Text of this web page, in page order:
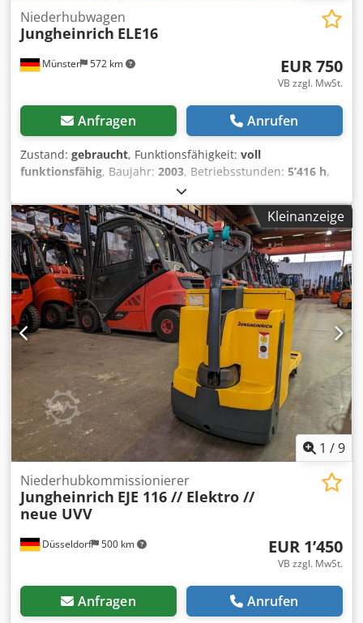
Münster 572 km
Niederhubwagen
Jungheinrich ELE16
EUR 750
VB zzgl. MwSt.
Anfragen Anrufen
Zustand: gebraucht, Funktionsfähigkeit: voll
funktionsfähig, Baujahr: 2003, Betriebsstunden: 5’416 h,
, Hubhöhe:150 mm
elektrisch, Gabellänge:1’150 mm, Antriebsart:Elektro,
Niederhubwagen Lastschwerpunkt: 600 Getriebe:
Elektromechanisch Zustand: Einsatzbereit und voll
funktionsfähig Zustand Technisch: sehr gut Bereifung
vorne Typ: Vulkollan Bereifung hinten Typ: Vulkollan
Batterie Volt: 24V Batterie Ah: 200Ah Dwjdpfx Aezd Ibbefxja
Batterie Hersteller: IBV Batterie Typ: PzS Beschreibung: Wir
bieten neben diesem Gerät weitere Stapler und
Lagertechnikgeräte an. Unsere Geräte sind Werkstatt und
FEM4.004 geprüft. Kontaktieren Sie uns bitte per Mail oder
auch gerne telefonisch. Sie finden uns auch unter hsr-
gabelstapler Selbstverständlich kaufen wir auch Ihren
Gebrauchten an, auch ohne dass Sie ein Fahrzeug bei uns
erwerben. Mietkauf & Finanzierung zu günstigen
Konditionen sind auf Anfrage möglich. Wir beraten Sie
gerne kompetent und ausführlich zu unseren Fahrzeugen.
Kleinanzeige
1 /9
Düsseldorf 500 km
Niederhubkommissionierer
Jungheinrich EJE 116 // Elektro //
neue UVV
EUR 1’450
VB zzgl. MwSt.
Anfragen Anrufen